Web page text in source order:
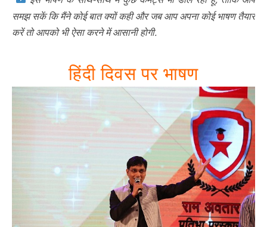
समझ सकें कि मैंने कोई बात क्यों कही और जब आप अपना कोई भाषण तैयार
करें तो आपको भी ऐसा करने में आसानी होगी.
हिंदी दिवस पर भाषण